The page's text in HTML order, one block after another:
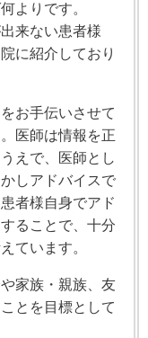
よりです。
来ない患者様
に紹介しており
お手伝いさせて
医師は情報を正
えで、医師とし
しアドバイスで
者様自身でアド
ることで、十分
ています。
家族・親族、友
とを目標として